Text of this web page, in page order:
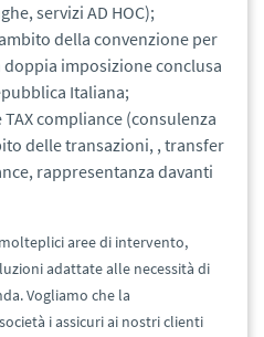
servizi AD HOC);
della convenzione per
imposizione conclusa
Italiana;
compliance (consulenza
delle transazioni, , transfer
rappresentanza davanti
aree di intervento,
adattate alle necessità di
Vogliamo che la
i assicuri ai nostri clienti